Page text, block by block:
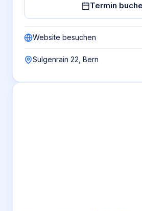
Termin
Website besuchen
Sulgenrain 22, Bern